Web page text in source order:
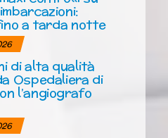
a tarda notte
di alta qualità
Ospedaliera di
l’angiografo